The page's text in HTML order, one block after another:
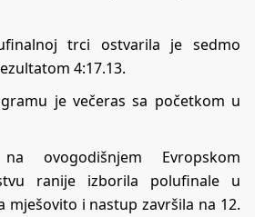
trci ostvarila je sedmo
4:17.13.
je večeras sa početkom u
ovogodišnjem Evropskom
ranije izborila polufinale u
mješovito i nastup završila na 12.